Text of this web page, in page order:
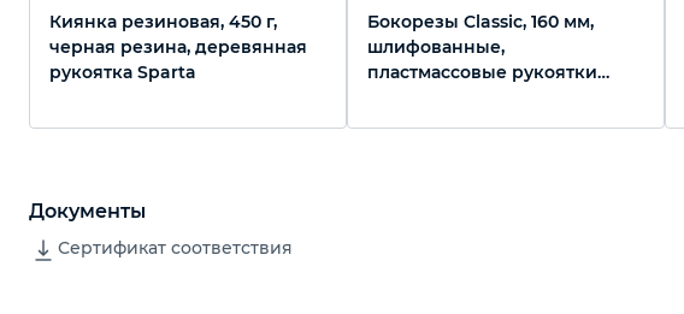
Киянка резиновая, 450 г,
черная резина, деревянная
рукоятка Sparta
Бокорезы Classic, 160 мм,
шлифованные,
пластмассовые рукоятки
Документы
Сертификат соответствия